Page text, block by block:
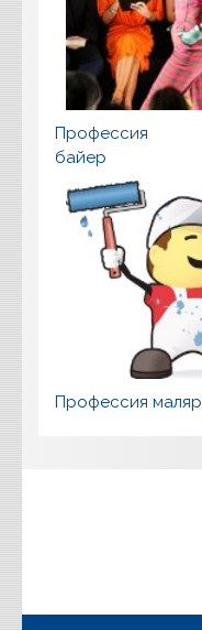
Профессия
байер
Профессия маляр